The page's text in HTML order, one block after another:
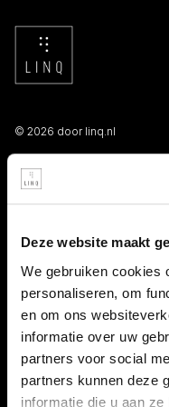
Deze website maakt
We gebruiken cookies
personaliseren, om
en om ons
informatie over uw
partners voor social
partners kunnen deze
informatie die u aan
© 2026 door linq.nl
LINKS
Persooneelsgids
Klacht indienen